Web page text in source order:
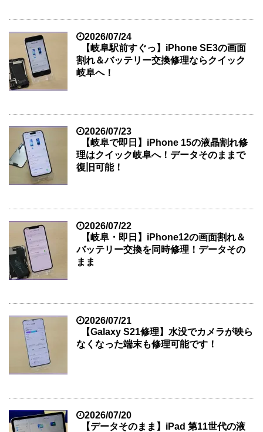
2026/07/24
【岐阜駅前すぐっ】iPhone SE3の画面
割れ＆バッテリー交換修理ならクイック
岐阜へ！
2026/07/23
【岐阜で即日】iPhone 15の液晶割れ修
理はクイック岐阜へ！データそのままで
復旧可能！
2026/07/22
【岐阜・即日】iPhone12の画面割れ＆
バッテリー交換を同時修理！データその
まま
2026/07/21
【Galaxy S21修理】水没でカメラが映ら
なくなった端末も修理可能です！
2026/07/20
【データそのまま】iPad 第11世代の液